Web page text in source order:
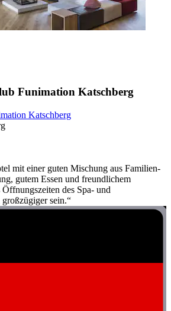
Funimation Katschberg
Katschberg
mit einer guten Mischung aus Familien-
gutem Essen und freundlichem
des Spa- und
sein.“